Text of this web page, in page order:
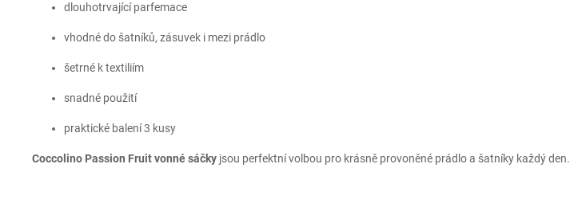
dlouhotrvající parfemace
vhodné do šatníků, zásuvek i mezi prádlo
šetrné k textiliím
snadné použití
praktické balení 3 kusy
Coccolino Passion Fruit vonné sáčky jsou perfektní volbou pro krásně provoněné prádlo a šatníky každý den.